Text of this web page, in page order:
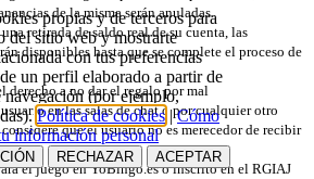
de la misma serán anuladas.
retirada de saldo real de su cuenta, las
disponibles hasta que se complete el proceso de
derecho a no dar el regalo por mal
en las salas de chat o por cualquier otro
que el usuario no es merecedor de recibir
el juego en YoBingo.es o inscrito en el RGIAJ
propias y de terceros para
del sitio web y mostrarte
con tus preferencias
un perfil elaborado a partir de
navegación (por ejemplo,
Política de cookies |Cómo
información personal
RECHAZAR ACEPTAR